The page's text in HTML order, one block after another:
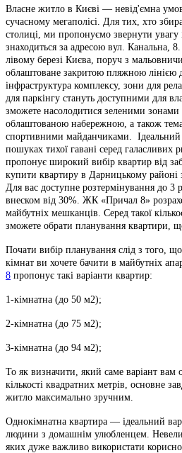
Власне житло в Києві — невід'ємна
сучасному мегаполісі. Для тих, хто
столиці, ми пропонуємо звернути
знаходиться за адресою вул. Канальна,
лівому березі Києва, поруч з
облаштоване закритою пляжною лінією
інфраструктура комплексу, зони для
для паркінгу стануть доступними для
зможете насолодитися зеленими зонами
облаштованою набережною, а також
спортивними майданчиками. Ідеальний
пошуках тихої гавані серед галасливих
пропонує широкий вибір квартир від
купити квартиру в Дарницькому районі
Для вас доступне розтермінування до
внеском від 30%. ЖК «Причал 8»
майбутніх мешканців. Серед такої
зможете обрати планування квартири,
Почати вибір планування слід з того, що
кімнат ви хочете бачити в майбутніх
8 пропонує такі варіанти квартир:
1-кімнатна (до 50 м2);
2-кімнатна (до 75 м2);
3-кімнатна (до 94 м2);
То як визначити, який саме варіант вам
кількості квадратних метрів, основне
житло максимально зручним.
Однокімнатна квартира — ідеальний
людини з домашнім улюбленцем.
яких дуже важливо використати корисно